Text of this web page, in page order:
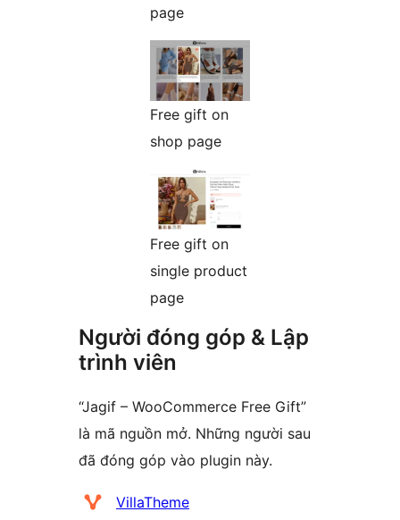
page
Free gift on
shop page
Free gift on
single product
page
Người đóng góp & Lập
trình viên
“Jagif – WooCommerce Free Gift”
là mã nguồn mở. Những người sau
đã đóng góp vào plugin này.
NhữngVillaTheme